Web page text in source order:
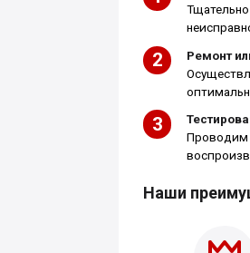
Ремонт
Проводим
Наши